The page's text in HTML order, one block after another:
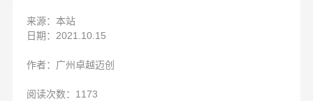
来源：本站
日期：2021.10.15
作者：广州卓越迈创
阅读次数：1173